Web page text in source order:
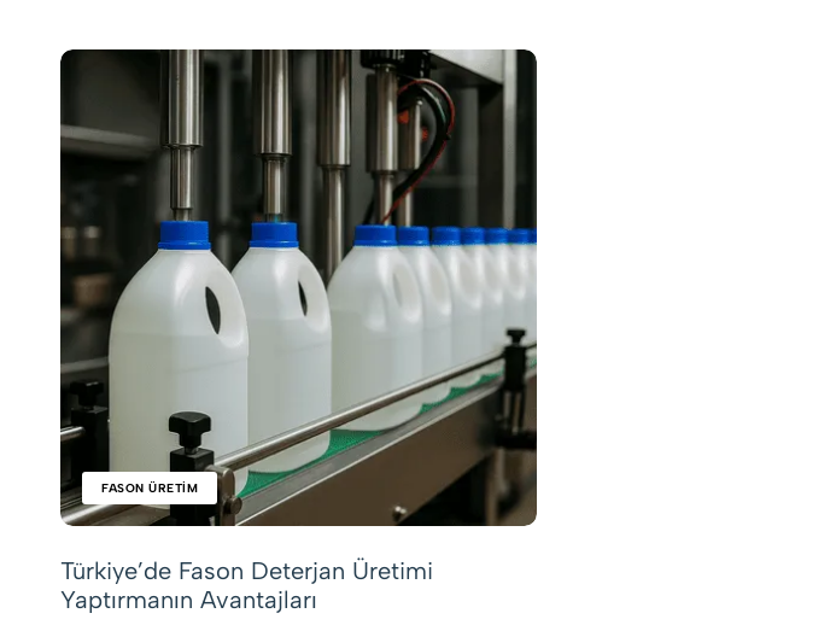
FASON ÜRETIM
Türkiye’de Fason Deterjan Üretimi
Yaptırmanın Avantajları